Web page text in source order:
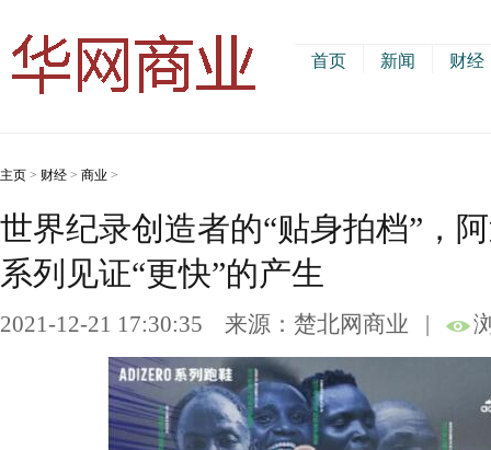
首页 新闻 财经
主页 > 财经 > 商业 >
世界纪录创造者的“贴身拍档”，
系列见证“更快”的产生
2021-12-21 17:30:35 来源：楚北网商业 |